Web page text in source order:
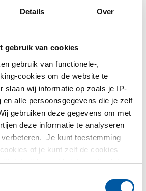
Details Over
gebruik van cookies
gebruik van functionele-,
cookies om de website te
slaan wij informatie op zoals je IP-
en alle persoonsgegevens die je zelf
gebruiken deze gegevens om met
deze informatie te analyseren
Je kunt toestemming
of je kunt zelf de cookies
dat wij bepaalde informatie delen.
samenwerken vind je in ons
MCB-prijzen
Track&Trace
Bruto prijslijst
Rvs 1.4529